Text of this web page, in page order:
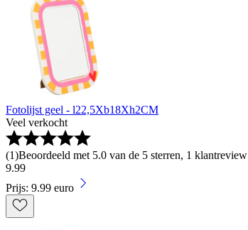
Fotolijst geel - l22,5Xb18Xh2CM
Veel verkocht
(1)Beoordeeld met 5.0 van de 5 sterren, 1 klantreview
9.99
Prijs: 9.99 euro